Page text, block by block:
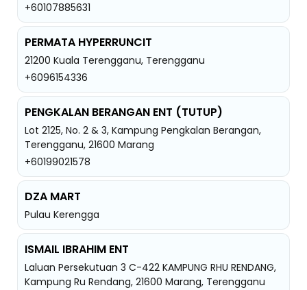
+60107885631
PERMATA HYPERRUNCIT
21200 Kuala Terengganu, Terengganu
+6096154336
PENGKALAN BERANGAN ENT (TUTUP)
Lot 2125, No. 2 & 3, Kampung Pengkalan Berangan,
Terengganu, 21600 Marang
+60199021578
DZA MART
Pulau Kerengga
ISMAIL IBRAHIM ENT
Laluan Persekutuan 3 C-422 KAMPUNG RHU RENDANG,
Kampung Ru Rendang, 21600 Marang, Terengganu